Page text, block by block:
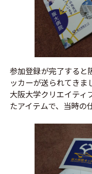
参加登録が完了すると
ッカーが送られてき
大阪大学クリエイティ
たアイテムで、当時の